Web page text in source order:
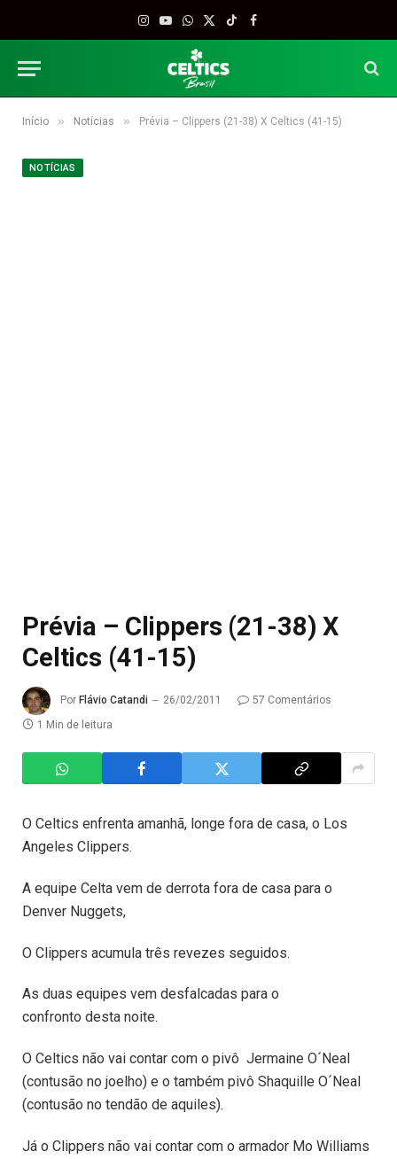
Instagram
YouTube
WhatsApp
X
TikTokFacebook
Início » Notícias » Prévia – Clippers (21-38) X Celtics (41-15)
NOTÍCIAS
Prévia – Clippers (21-38) X
Celtics (41-15)
Por Flávio Catandi 26/02/2011
57 Comentários
1 Min de leitura
O Celtics enfrenta amanhã, longe fora de casa, o Los
Angeles Clippers.
A equipe Celta vem de derrota fora de casa para o
Denver Nuggets,
O Clippers acumula três revezes seguidos.
As duas equipes vem desfalcadas para o
confronto desta noite.
O Celtics não vai contar com o pivô Jermaine O´Neal
(contusão no joelho) e o também pivô Shaquille O´Neal
(contusão no tendão de aquiles).
Já o Clippers não vai contar com o armador Mo Williams